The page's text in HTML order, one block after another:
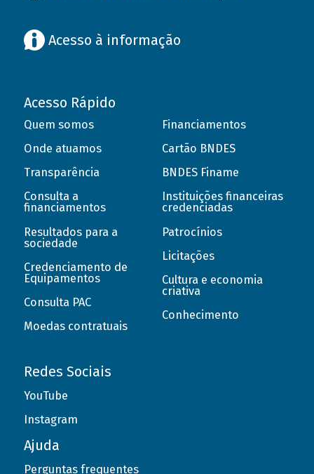
Acesso à informação
Acesso Rápido
Quem somos
Onde atuamos
Transparência
Consulta a
financiamentos
Resultados para a
sociedade
Credenciamento de
Equipamentos
Consulta PAC
Moedas contratuais
Financiamentos
Cartão BNDES
BNDES Finame
Instituições financeiras
credenciadas
Patrocínios
Licitações
Cultura e economia
criativa
Conhecimento
Redes Sociais
YouTube
Instagram
Ajuda
Perguntas frequentes